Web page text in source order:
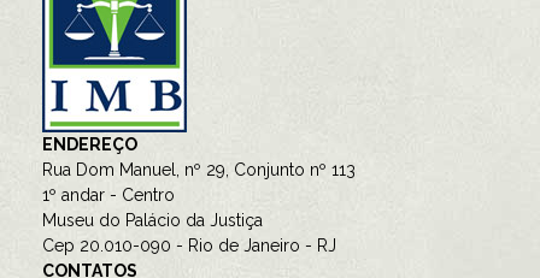
ENDEREÇO
Rua Dom Manuel, nº 29, Conjunto nº 113
1º andar - Centro
Museu do Palácio da Justiça
Cep 20.010-090 - Rio de Janeiro - RJ
CONTATOS